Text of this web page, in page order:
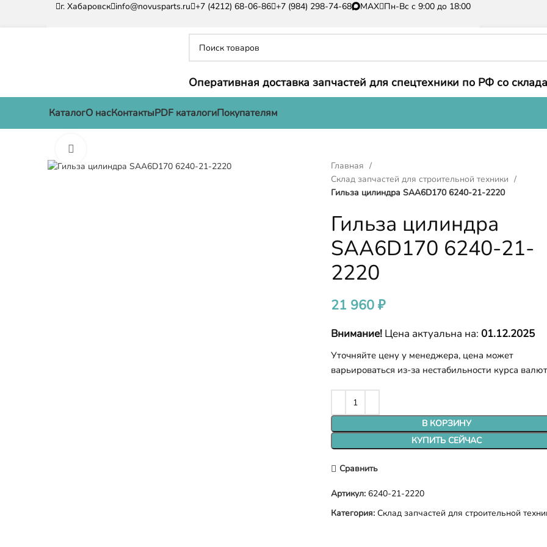
г. Хабаровск info@novusparts.ru +7 (4212) 68-06-86 +7 (984) 298-74-68 MAX Пн-Вс с 9:00 до 18:00
Оперативная доставка запчастей для спецтехники по РФ со
КаталогО насКонтактыPDF каталогиПокупателям
Главная
Склад запчастей для строительной техники
Гильза цилиндра SAA6D170 6240-21-2220
Гильза цилиндра
SAA6D170 6240-21-
2220
21 960₽
Внимание! Цена актуальна на: 01.12.2025
Уточняйте цену у менеджера, цена может
варьироваться из-за нестабильности курса
В КОРЗИНУ
КУПИТЬ СЕЙЧАС
Сравнить
Артикул: 6240-21-2220
Категория: Склад запчастей для строительной